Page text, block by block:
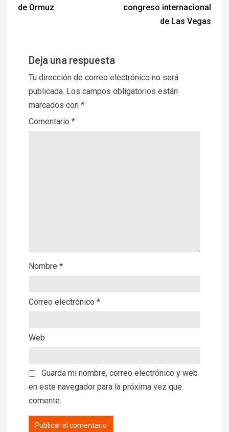
de Ormuz
congreso internacional
de Las Vegas
Deja una respuesta
Tu dirección de correo electrónico no será
publicada. Los campos obligatorios están
marcados con *
Comentario *
Nombre *
Correo electrónico *
Web
Guarda mi nombre, correo electrónico y web
en este navegador para la próxima vez que
comente.